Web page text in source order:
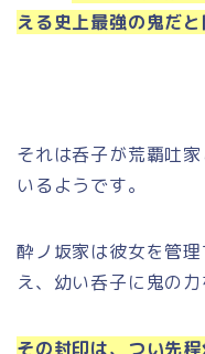
える史上最強の鬼だと
それは呑子が荒覇吐
いるようです。
酔ノ坂家は彼女を管
え、幼い呑子に鬼の
その封印は、つい先